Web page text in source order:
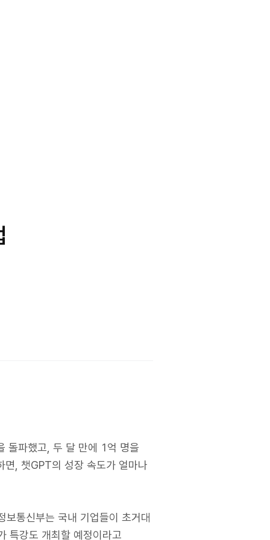
돌파했고, 두 달 만에 1억 명을
, 챗GPT의 성장 속도가 얼마나
통신부는 국내 기업들이 초거대
특강도 개최할 예정이라고